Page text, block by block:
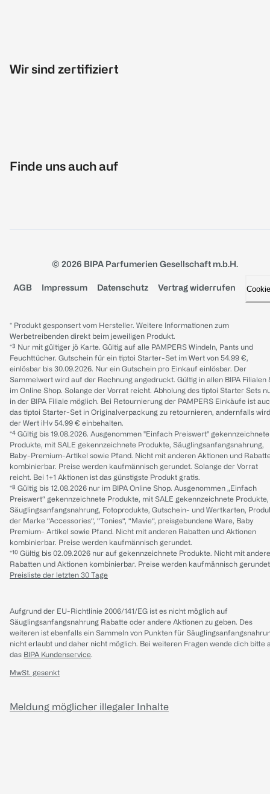
Wir sind zertifiziert
Finde uns auch auf
© 2026 BIPA Parfumerien Gesellschaft m.b.H.
AGB Impressum Datenschutz Vertrag widerrufen
* Produkt gesponsert vom Hersteller. Weitere Informationen zum
Werbetreibenden direkt beim jeweiligen Produkt.
*³ Nur mit gültiger jö Karte. Gültig auf alle PAMPERS Windeln, Pants und
Feuchttücher. Gutschein für ein tiptoi Starter-Set im Wert von 54.99 €,
einlösbar bis 30.09.2026. Nur ein Gutschein pro Einkauf einlösbar. Der
Sammelwert wird auf der Rechnung angedruckt. Gültig in allen BIPA Filialen
im Online Shop. Solange der Vorrat reicht. Abholung des tiptoi Starter Sets
in der BIPA Filiale möglich. Bei Retournierung der PAMPERS Einkäufe ist
das tiptoi Starter-Set in Originalverpackung zu retournieren, andernfalls wird
der Wert iHv 54.99 € einbehalten.
*⁴ Gültig bis 19.08.2026. Ausgenommen "Einfach Preiswert" gekennzeichnete
Produkte, mit SALE gekennzeichnete Produkte, Säuglingsanfangsnahrung,
Baby-Premium-Artikel sowie Pfand. Nicht mit anderen Aktionen und
kombinierbar. Preise werden kaufmännisch gerundet. Solange der Vorrat
reicht. Bei 1+1 Aktionen ist das günstigste Produkt gratis.
*⁸ Gültig bis 12.08.2026 nur im BIPA Online Shop. Ausgenommen „Einfach
Preiswert“ gekennzeichnete Produkte, mit SALE gekennzeichnete Produkte,
Säuglingsanfangsnahrung, Fotoprodukte, Gutschein- und Wertkarten,
der Marke “Accessories“, “Tonies“, “Mavie“, preisgebundene Ware, Baby
Premium- Artikel sowie Pfand. Nicht mit anderen Rabatten und Aktionen
kombinierbar. Preise werden kaufmännisch gerundet.
*¹⁰ Gültig bis 02.09.2026 nur auf gekennzeichnete Produkte. Nicht mit
Rabatten und Aktionen kombinierbar. Preise werden kaufmännisch
Preisliste der letzten 30 Tage
Aufgrund der EU-Richtlinie 2006/141/EG ist es nicht möglich auf
Säuglingsanfangsnahrung Rabatte oder andere Aktionen zu geben. Des
weiteren ist ebenfalls ein Sammeln von Punkten für
nicht erlaubt und daher nicht möglich. Bei weiteren Fragen wende dich bitte
das BIPA Kundenservice.
MwSt. gesenkt
Meldung möglicher illegaler Inhalte